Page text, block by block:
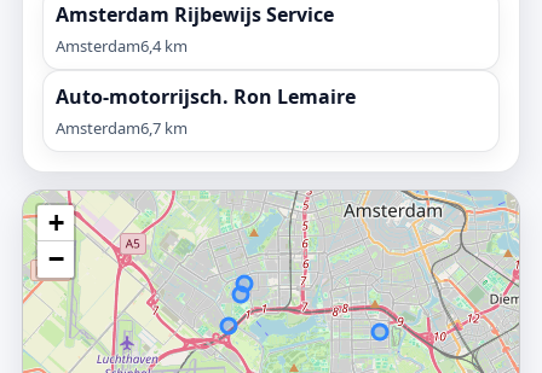
Amsterdam Rijbewijs Service
Amsterdam6,4 km
Auto-motorrijsch. Ron Lemaire
Amsterdam6,7 km
+
−